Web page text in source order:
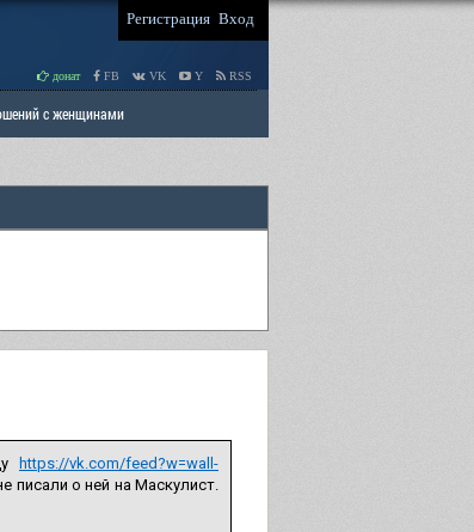
Регистрация Вход
донат FB VK Y RSS
с женщинами
https://vk.com/feed?w=wall-
писали о ней на Маскулист.